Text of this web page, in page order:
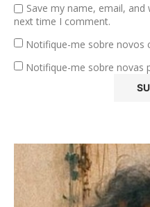
Save my name, email,
next time I comment.
Notifique-me sobre novos
Notifique-me sobre novas